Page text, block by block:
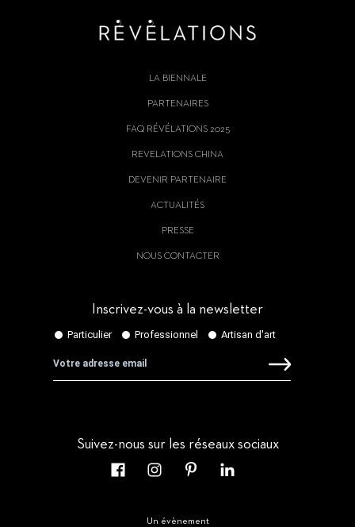
LA BIENNALE
PARTENAIRES
FAQ RÉVÉLATIONS 2025
REVELATIONS CHINA
DEVENIR PARTENAIRE
ACTUALITÉS
PRESSE
NOUS CONTACTER
Inscrivez-vous à la newsletter
Suivez-nous sur les réseaux sociaux
Un évènement